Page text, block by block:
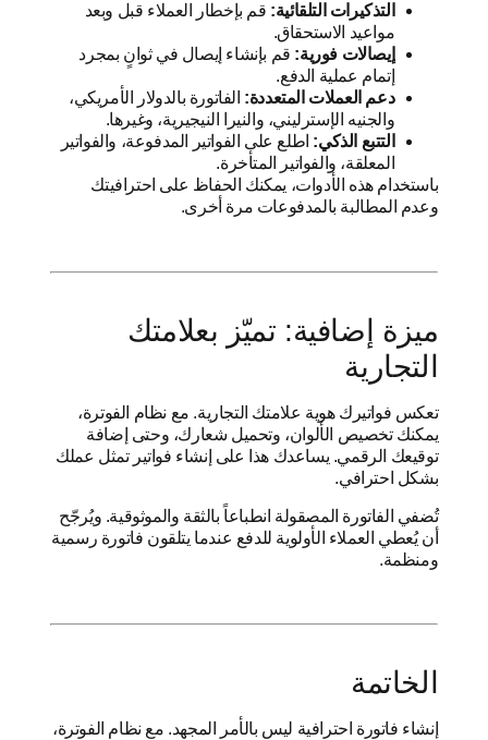
التذكيرات التلقائية: قم بإخطار العملاء قبل وبعد
مواعيد الاستحقاق.
إيصالات فورية: قم بإنشاء إيصال في ثوانٍ بمجرد
إتمام عملية الدفع.
دعم العملات المتعددة: الفاتورة بالدولار الأمريكي،
والجنيه الإسترليني، والنيرا النيجيرية، وغيرها.
التتبع الذكي: اطلع على الفواتير المدفوعة، والفواتير
المعلقة، والفواتير المتأخرة.
باستخدام هذه الأدوات، يمكنك الحفاظ على احترافيتك
وعدم المطالبة بالمدفوعات مرة أخرى.
ميزة إضافية: تميّز بعلامتك
التجارية
تعكس فواتيرك هوية علامتك التجارية. مع نظام الفوترة،
يمكنك تخصيص الألوان، وتحميل شعارك، وحتى إضافة
توقيعك الرقمي. يساعدك هذا على إنشاء فواتير تمثل عملك
بشكل احترافي.
تُضفي الفاتورة المصقولة انطباعاً بالثقة والموثوقية. ويُرجّح
أن يُعطي العملاء الأولوية للدفع عندما يتلقون فاتورة رسمية
ومنظمة.
الخاتمة
إنشاء فاتورة احترافية ليس بالأمر المجهد. مع نظام الفوترة،